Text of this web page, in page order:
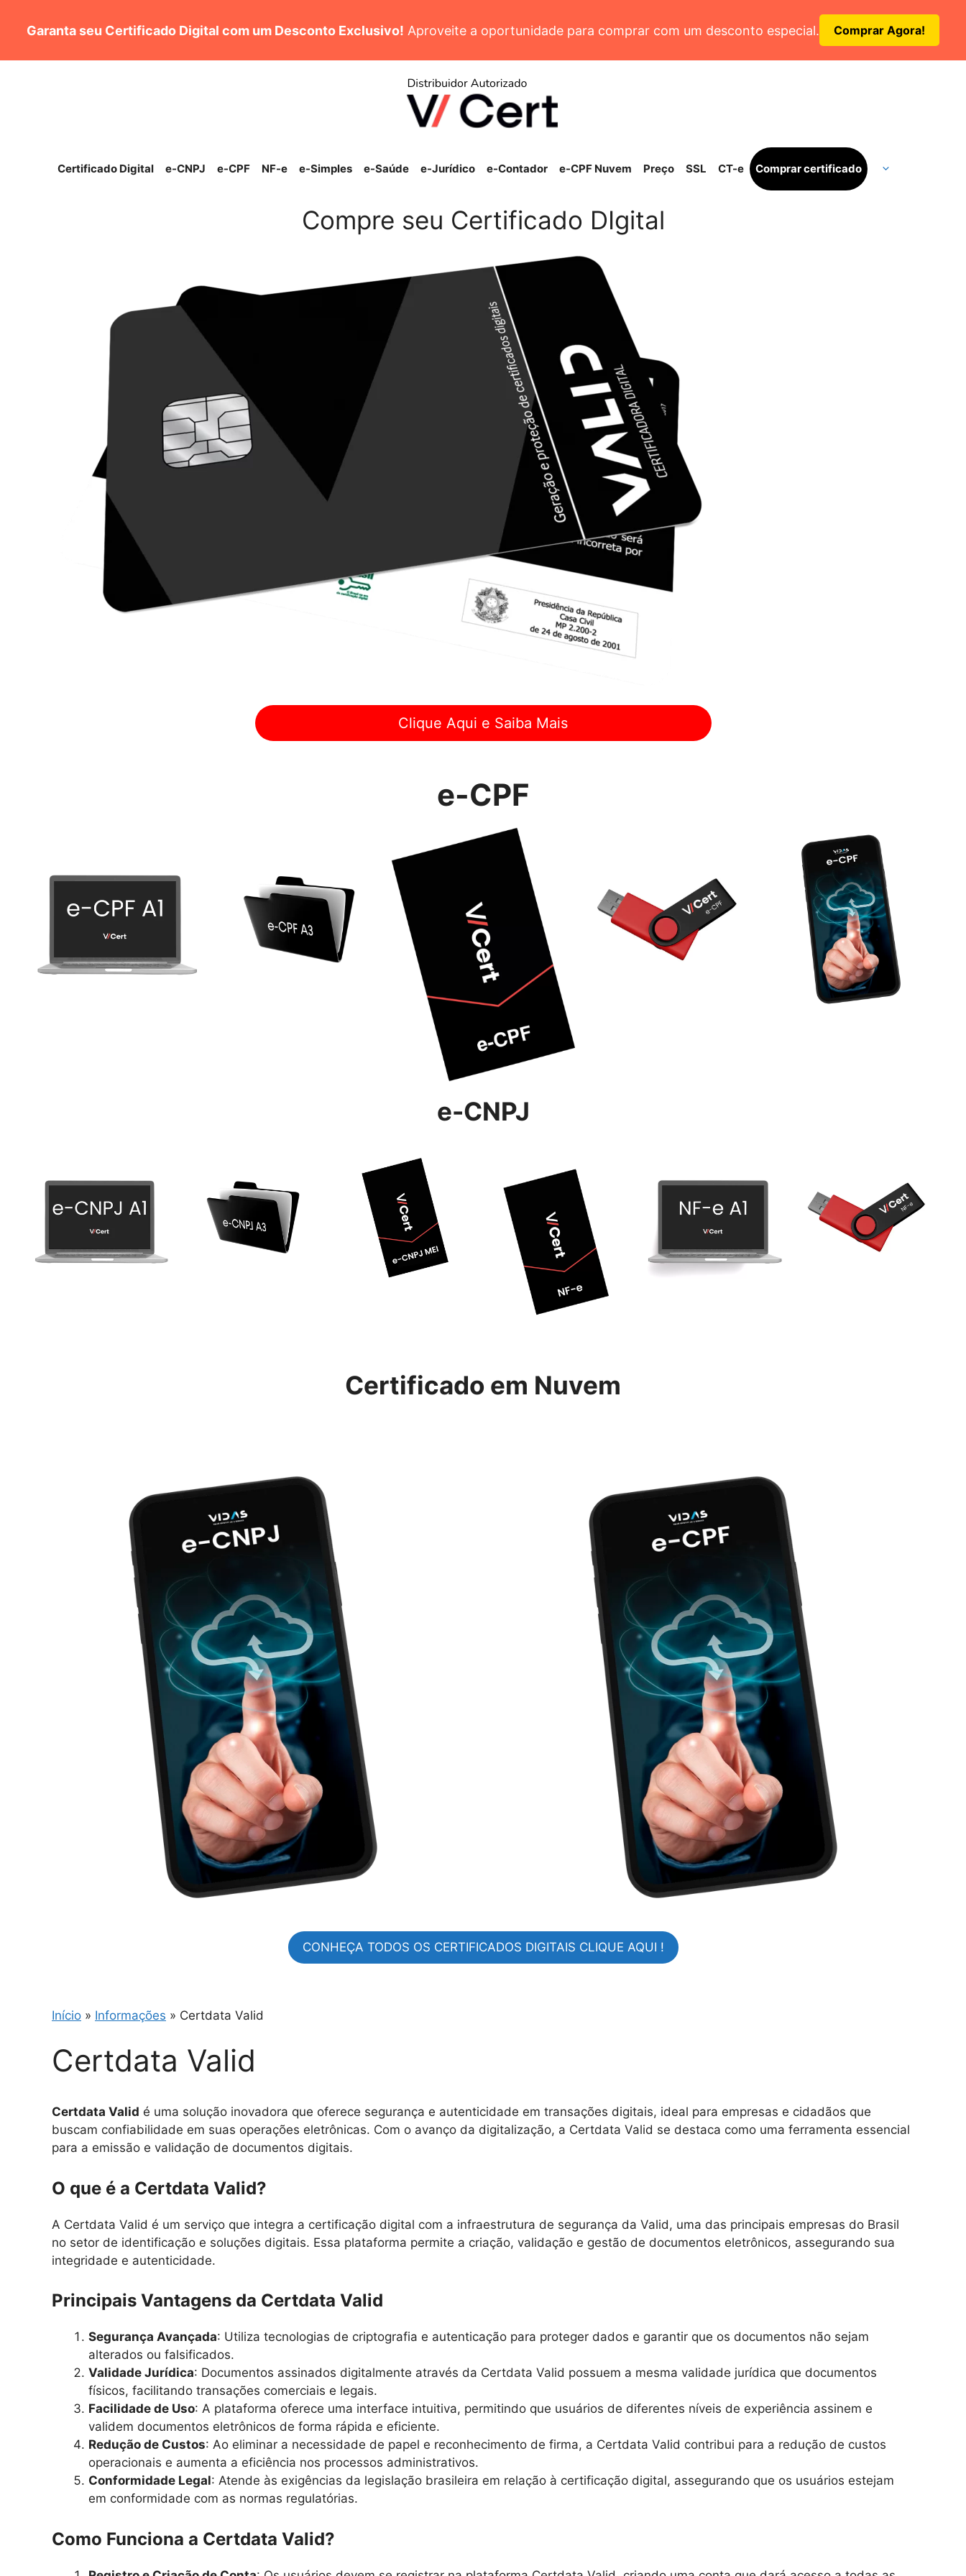
conteúdo
Garanta seu Certificado Digital com um Desconto Exclusivo! Aproveite a oportunidade para comprar com um desconto especial. Comprar Agora!
Certificado Digital e-CNPJ e-CPF NF-e e-Simples e-Saúde e-Jurídico e-Contador e-CPF Nuvem Preço SSL CT-e Comprar certificado
Compre seu Certificado DIgital
Clique Aqui e Saiba Mais
e-CPF
e-CNPJ
Certificado em Nuvem
CONHEÇA TODOS OS CERTIFICADOS DIGITAIS CLIQUE AQUI !
Início » Informações » Certdata Valid
Certdata Valid
Certdata Valid é uma solução inovadora que oferece segurança e autenticidade em transações digitais, ideal para empresas e cidadãos que
buscam confiabilidade em suas operações eletrônicas. Com o avanço da digitalização, a Certdata Valid se destaca como uma ferramenta essencial
para a emissão e validação de documentos digitais.
O que é a Certdata Valid?
A Certdata Valid é um serviço que integra a certificação digital com a infraestrutura de segurança da Valid, uma das principais empresas do Brasil
no setor de identificação e soluções digitais. Essa plataforma permite a criação, validação e gestão de documentos eletrônicos, assegurando sua
integridade e autenticidade.
Principais Vantagens da Certdata Valid
Segurança Avançada: Utiliza tecnologias de criptografia e autenticação para proteger dados e garantir que os documentos não sejam
alterados ou falsificados.
Validade Jurídica: Documentos assinados digitalmente através da Certdata Valid possuem a mesma validade jurídica que documentos
físicos, facilitando transações comerciais e legais.
Facilidade de Uso: A plataforma oferece uma interface intuitiva, permitindo que usuários de diferentes níveis de experiência assinem e
validem documentos eletrônicos de forma rápida e eficiente.
Redução de Custos: Ao eliminar a necessidade de papel e reconhecimento de firma, a Certdata Valid contribui para a redução de custos
operacionais e aumenta a eficiência nos processos administrativos.
Conformidade Legal: Atende às exigências da legislação brasileira em relação à certificação digital, assegurando que os usuários estejam
em conformidade com as normas regulatórias.
Como Funciona a Certdata Valid?